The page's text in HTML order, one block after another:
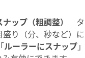
ップ（粗調整）
り（分、秒など）
ルーラーにスナップ